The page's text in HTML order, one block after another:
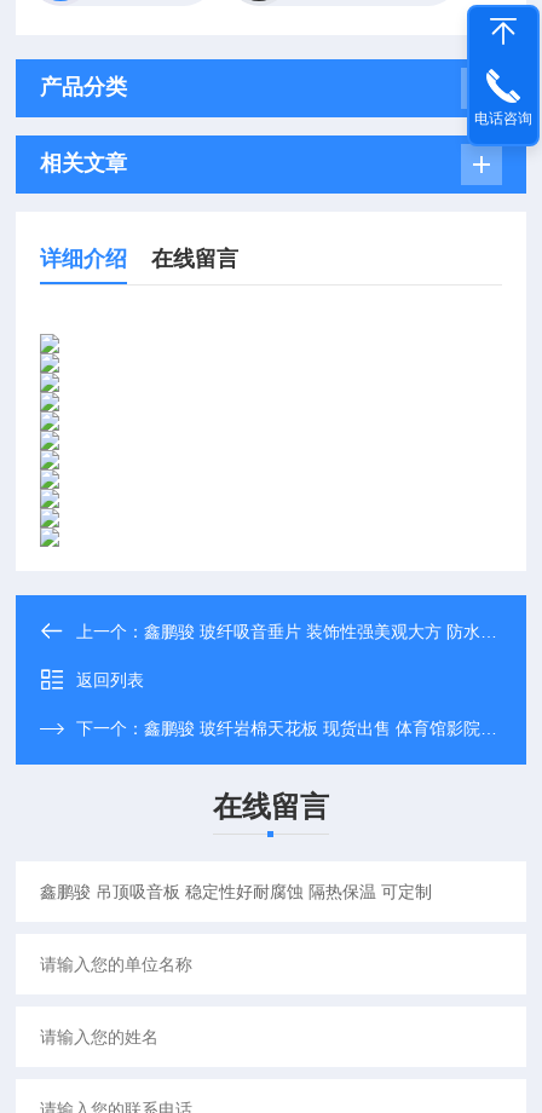
产品分类
相关文章
详细介绍 在线留言
上一个：鑫鹏骏 玻纤吸音垂片 装饰性强美观大方 防水防潮 厂家定制
返回列表
下一个：鑫鹏骏 玻纤岩棉天花板 现货出售 体育馆影院等用隔音降噪 实力保障
在线留言
电话咨询